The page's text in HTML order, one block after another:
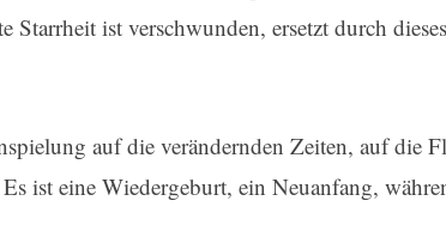
Starrheit ist verschwunden, ersetzt durch
auf die verändernden Zeiten, auf die
ist eine Wiedergeburt, ein Neuanfang,